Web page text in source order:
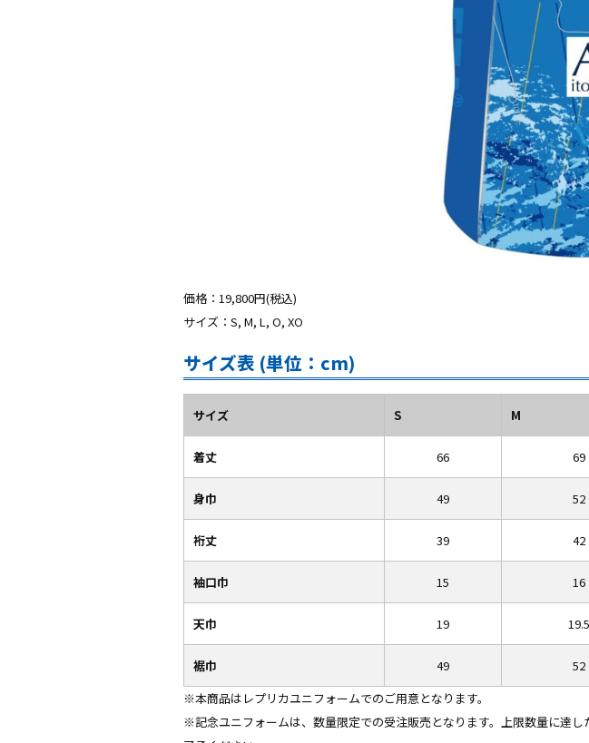
価格：19,800円(税込)
サイズ：S, M, L, O, XO
サイズ表 (単位：cm)
サイズ S M
着丈 66 69
身巾 49 52
裄丈 39 42
袖口巾 15 16
天巾 19 19.5
裾巾 49 52
※本商品はレプリカユニフォームでのご用意となります。
※記念ユニフォームは、数量限定での受注販売となります。上限数量に達